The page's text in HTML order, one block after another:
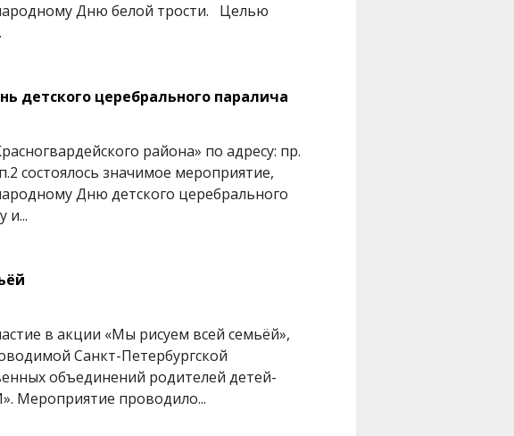
Дню белой трости. Целью
детского церебрального паралича
района» по адресу: пр.
состоялось значимое мероприятие,
Дню детского церебрального
и...
в акции «Мы рисуем всей семьёй»,
Санкт-Петербургской
объединений родителей детей-
Мероприятие проводило...